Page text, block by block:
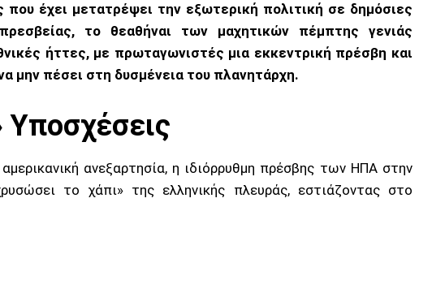
που έχει μετατρέψει την εξωτερική πολιτική σε δημόσιες
το θεαθήναι των μαχητικών πέμπτης γενιάς
ήττες, με πρωταγωνιστές μια εκκεντρική πρέσβη και
μην πέσει στη δυσμένεια του πλανητάρχη.
Υποσχέσεις
ανεξαρτησία, η ιδιόρρυθμη πρέσβης των ΗΠΑ στην
το χάπι» της ελληνικής πλευράς, εστιάζοντας στο